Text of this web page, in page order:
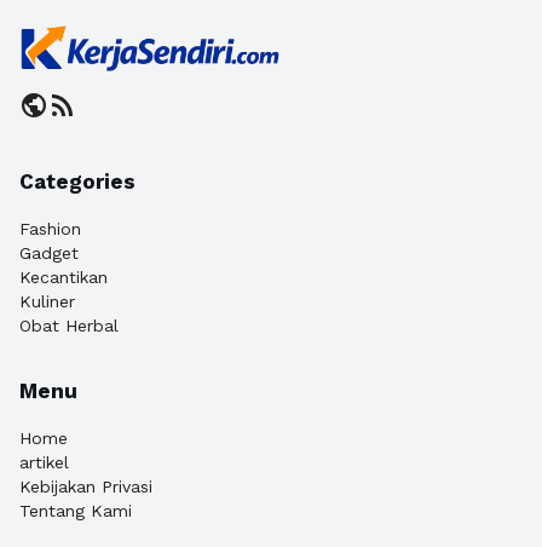
publicrss_feed
Categories
Fashion
Gadget
Kecantikan
Kuliner
Obat Herbal
Menu
Home
artikel
Kebijakan Privasi
Tentang Kami